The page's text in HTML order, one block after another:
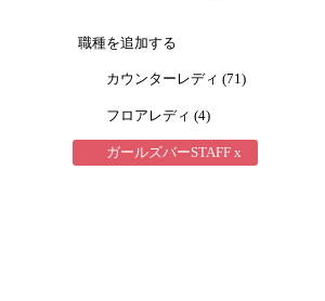
職種を追加する
カウンターレディ (71)
フロアレディ (4)
ガールズバーSTAFF x